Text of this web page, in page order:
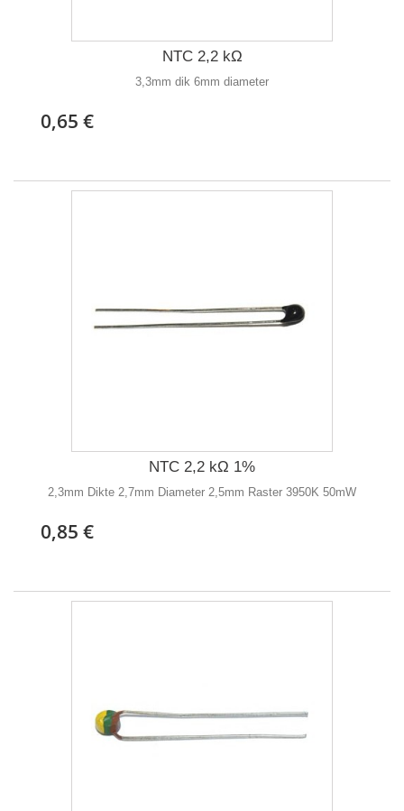
NTC 2,2 kΩ
3,3mm dik 6mm diameter
0,65 €
NTC 2,2 kΩ 1%
2,3mm Dikte 2,7mm Diameter 2,5mm Raster 3950K 50mW
0,85 €